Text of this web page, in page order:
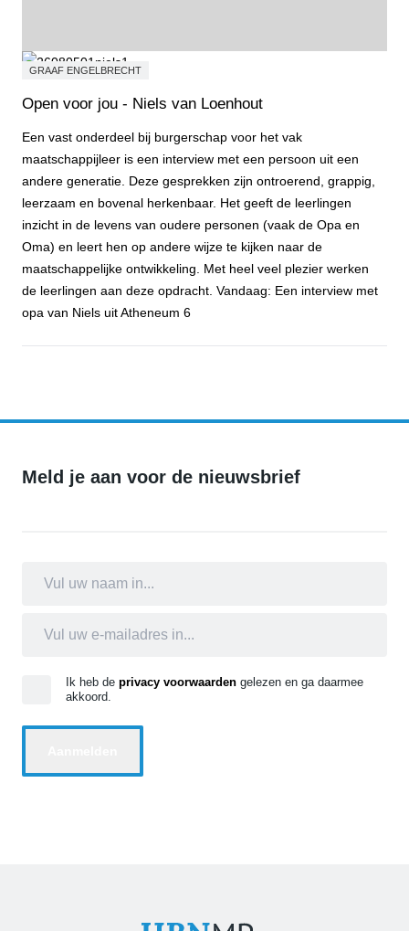
GRAAF ENGELBRECHT
Open voor jou - Niels van Loenhout
Een vast onderdeel bij burgerschap voor het vak
maatschappijleer is een interview met een persoon uit een
andere generatie. Deze gesprekken zijn ontroerend, grappig,
leerzaam en bovenal herkenbaar. Het geeft de leerlingen
inzicht in de levens van oudere personen (vaak de Opa en
Oma) en leert hen op andere wijze te kijken naar de
maatschappelijke ontwikkeling. Met heel veel plezier werken
de leerlingen aan deze opdracht. Vandaag: Een interview met
opa van Niels uit Atheneum 6
Meld je aan voor de nieuwsbrief
Ik heb de privacy voorwaarden gelezen en ga daarmee
akkoord.